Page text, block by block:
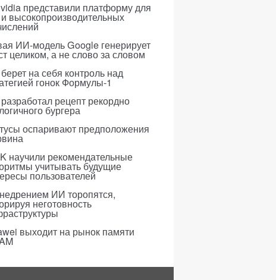
представили платформу для
высокопроизводительных
ИИ-модель Google генерирует
целиком, а не слово за словом
на себя контроль над
гонок Формулы-1
рецепт рекордно
бургера
оспаривают предположения
научили рекомендательные
учитывать будущие
пользователей
ИИ торопятся,
неготовность
выходит на рынок памяти